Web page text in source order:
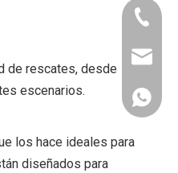
de rescates, desde
escenarios.
los hace ideales para
diseñados para
+86-
+86